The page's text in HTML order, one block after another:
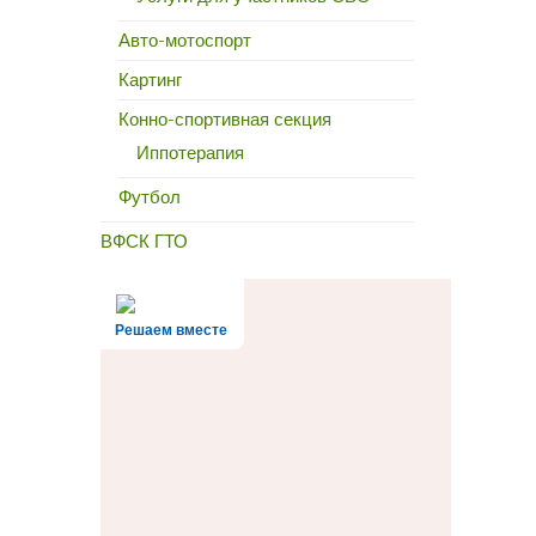
Авто-мотоспорт
Картинг
Конно-спортивная секция
Иппотерапия
Футбол
ВФСК ГТО
Решаем вместе